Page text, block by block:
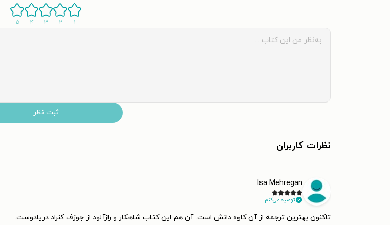
۱ ۲ ۳ ۴ ۵
ثبت نظر
نظرات کاربران
Isa Mehregan
توصیه می‌کنم.
تاکنون بهترین ترجمه‌ از آن کاوه دانش است. آن هم این کتاب شاهکار و رازآلود از جوزف کنراد دریادوست.